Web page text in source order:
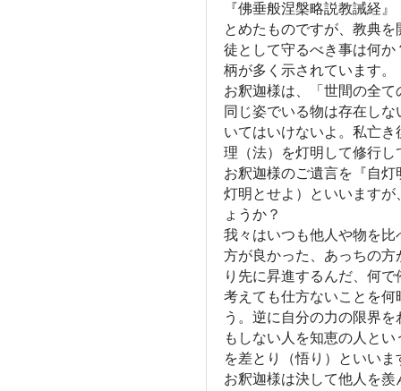
『佛垂般涅槃略説教誡経
とめたものですが、教典
徒として守るべき事は何
柄が多く示されています。
お釈迦様は、「世間の全
同じ姿でいる物は存在し
いてはいけないよ。私亡
理（法）を灯明して修行
お釈迦様のご遺言を『自
灯明とせよ）といいます
ょうか？
我々はいつも他人や物を
方が良かった、あっちの
り先に昇進するんだ、何
考えても仕方ないことを
う。逆に自分の力の限界
もしない人を知恵の人と
を差とり（悟り）といいま
お釈迦様は決して他人を